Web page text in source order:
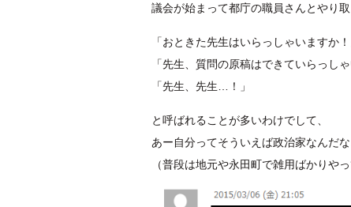
議会が始まって都庁の職員さんとやり取
「おときた先生はいらっしゃいますか！
「先生、質問の原稿はできていらっしゃ
「先生、先生…！」
と呼ばれることが多いわけでして、
あー自分ってそういえば政治家なんだ
（普段は地元や永田町で雑用ばかりや